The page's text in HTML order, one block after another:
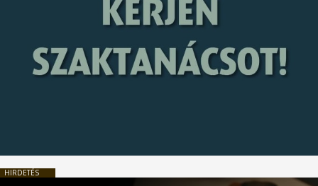
HIRDETÉS